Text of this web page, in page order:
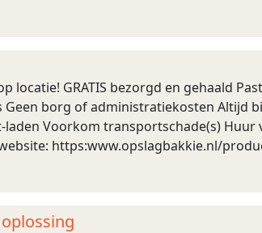
locatie! GRATIS bezorgd en gehaald
borg of administratiekosten Altijd
Voorkom transportschade(s) Huur
https:www.opslagbakkie.nl/